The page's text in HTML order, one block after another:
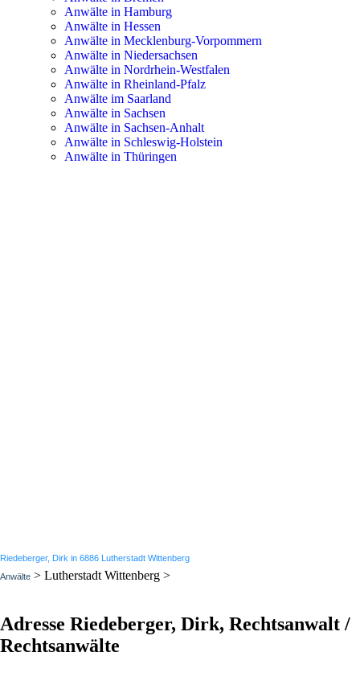
Anwälte in Hamburg
Anwälte in Hessen
Anwälte in Mecklenburg-Vorpommern
Anwälte in Niedersachsen
Anwälte in Nordrhein-Westfalen
Anwälte in Rheinland-Pfalz
Anwälte im Saarland
Anwälte in Sachsen
Anwälte in Sachsen-Anhalt
Anwälte in Schleswig-Holstein
Anwälte in Thüringen
Riedeberger, Dirk in 6886 Lutherstadt Wittenberg
Anwälte > Lutherstadt Wittenberg >
Adresse Riedeberger, Dirk, Rechtsanwalt /
Rechtsanwälte